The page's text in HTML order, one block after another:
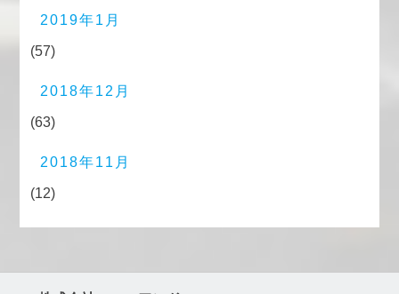
2019年1月
(57)
2018年12月
(63)
2018年11月
(12)